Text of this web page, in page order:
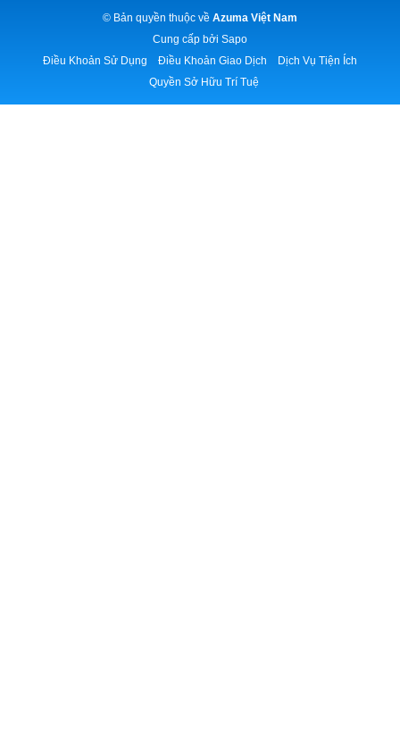
© Bản quyền thuộc về Azuma Việt Nam
Cung cấp bởi Sapo
Điều Khoản Sử Dụng
Điều Khoản Giao Dịch
Dịch Vụ Tiện Ích
Quyền Sở Hữu Trí Tuệ